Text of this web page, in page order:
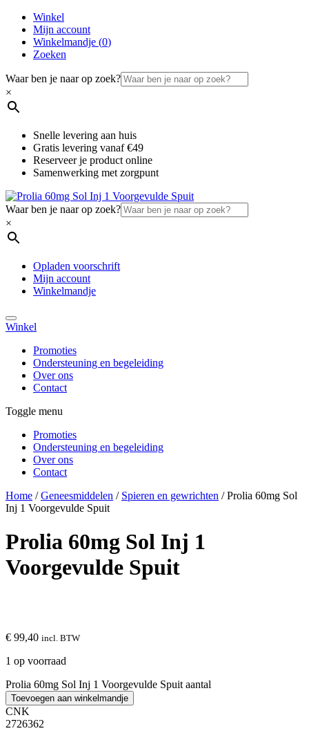
Winkel
Mijn account
Winkelmandje (0)
Zoeken
Waar ben je naar op zoek?
×
Snelle levering aan huis
Gratis levering vanaf €49
Reserveer je product online
Samenwerking met zorgpunt
Waar ben je naar op zoek?
×
Opladen voorschrift
Mijn account
Winkelmandje
Winkel
Promoties
Ondersteuning en begeleiding
Over ons
Contact
Toggle menu
Promoties
Ondersteuning en begeleiding
Over ons
Contact
Home / Geneesmiddelen / Spieren en gewrichten / Prolia 60mg Sol
Inj 1 Voorgevulde Spuit
Prolia 60mg Sol Inj 1
Voorgevulde Spuit
€ 99,40 incl. BTW
1 op voorraad
Prolia 60mg Sol Inj 1 Voorgevulde Spuit aantal
Toevoegen aan winkelmandje
CNK
2726362